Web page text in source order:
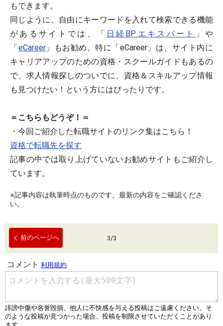
もできます。
同じように、自由にキーワードを入れて検索できる機能
があるサイトでは、「 日経BPエキスパート
」や
「eCareer」もお勧め。特に「eCareer」は、サイト内に
キャリアアップのための資格・スクールガイドもあるの
で、求人情報探しのついでに、資格＆スキルアップ情報
も見つけたい！という方にはぴったりです。
＝こちらもどうぞ！＝
・今回ご紹介した転職サイトのリンク集はこちら！
資格で転職先を探す
記事の中では取り上げていないお勧めサイトもご紹介し
ています。
※記事内容は執筆時点のものです。最新の内容をご確認くださ
い。
前のページへ 3/3